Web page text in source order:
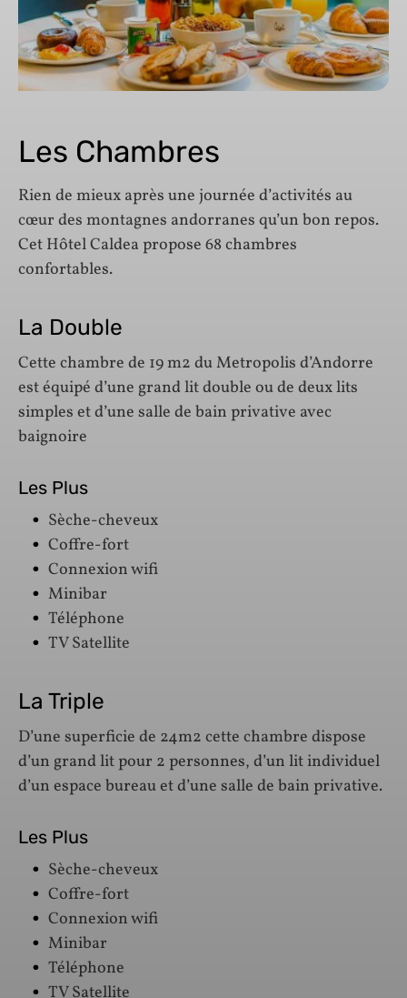
Les Chambres
Rien de mieux après une journée d’activités au
cœur des montagnes andorranes qu’un bon repos.
Cet Hôtel Caldea propose 68 chambres
confortables.
La Double
Cette chambre de 19 m2 du Metropolis d’Andorre
est équipé d’une grand lit double ou de deux lits
simples et d’une salle de bain privative avec
baignoire
Les Plus
Sèche-cheveux
Coffre-fort
Connexion wifi
Minibar
Téléphone
TV Satellite
La Triple
D’une superficie de 24m2 cette chambre dispose
d’un grand lit pour 2 personnes, d’un lit individuel
d’un espace bureau et d’une salle de bain privative.
Les Plus
Sèche-cheveux
Coffre-fort
Connexion wifi
Minibar
Téléphone
TV Satellite